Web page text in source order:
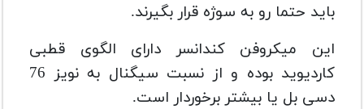
باید حتما رو به سوژه قرار بگیرند.
این میکروفن کندانسر دارای الگوی قطبی
کاردیوید بوده و از نسبت سیگنال به نویز 76
دسی‌ بل یا بیشتر برخوردار است.